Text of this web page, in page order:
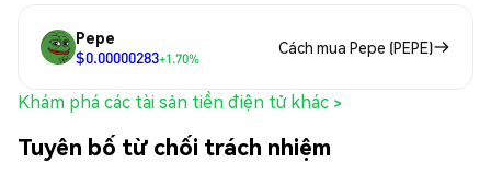
Pepe
$0.00000283+1.70%
Cách mua Pepe (PEPE)
Khám phá các tài sản tiền điện tử khác >
Tuyên bố từ chối trách nhiệm